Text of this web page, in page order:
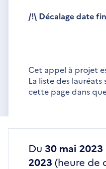
/!\ Décalage date
Cet appel à projet
La liste des
cette page dans
Du 30 mai 2023
2023 (heure de